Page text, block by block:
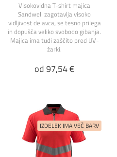
Visokovidna T-shirt majica
Sandwell zagotavlja visoko
vidljivost delavca, se tesno prilega
in dopušča veliko svobodo gibanja.
Majica ima tudi zaščito pred UV-
žarki.
od 97,54 €